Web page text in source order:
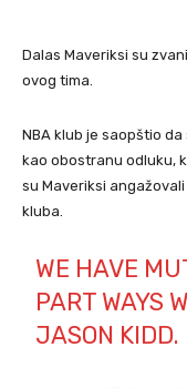
Dalas Maveriksi su
ovog tima.
NBA klub je saopštio
kao obostranu odluku,
su Maveriksi
kluba.
WE HAVE
PART WAYS
JASON KIDD.